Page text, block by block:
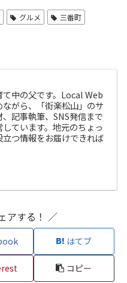
グルメ
三番町
中の父です。Local Web
がら、「街楽松山」のサ
記事執筆、SNS発信まで
ています。地元のちょっ
立つ情報をお届けできれば
アする！ ／
はてブ
コピー